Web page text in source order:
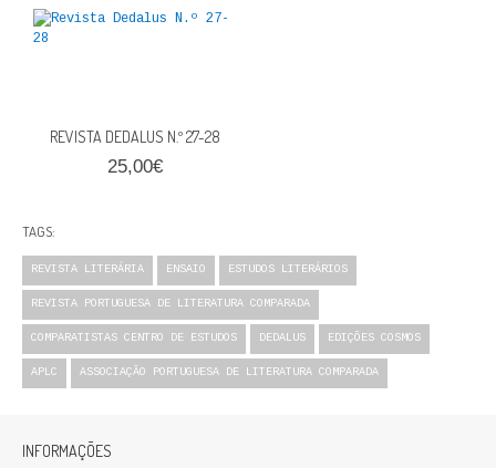
REVISTA DEDALUS N.º 27-28
25,00€
TAGS:
REVISTA LITERÁRIA ENSAIO ESTUDOS LITERÁRIOS
REVISTA PORTUGUESA DE LITERATURA COMPARADA
COMPARATISTAS CENTRO DE ESTUDOS DEDALUS EDIÇÕES COSMOS
APLC ASSOCIAÇÃO PORTUGUESA DE LITERATURA COMPARADA
INFORMAÇÕES